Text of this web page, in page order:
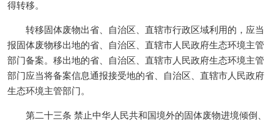
得转移。
转移固体废物出省、自治区、直辖市行政区域利用的，应当
报固体废物移出地的省、自治区、直辖市人民政府生态环境主管
部门备案。移出地的省、自治区、直辖市人民政府生态环境主管
部门应当将备案信息通报接受地的省、自治区、直辖市人民政府
生态环境主管部门。
第二十三条 禁止中华人民共和国境外的固体废物进境倾倒、